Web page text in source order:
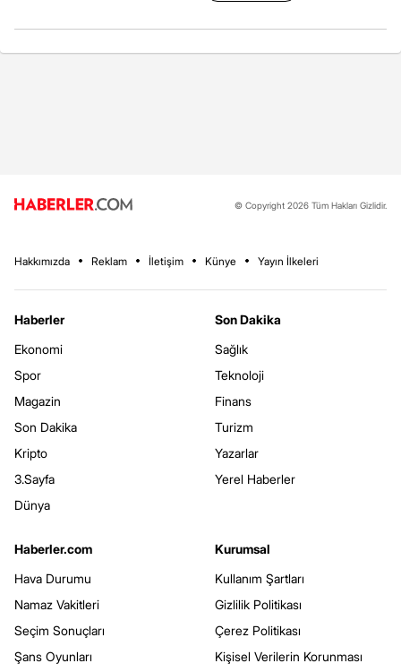
© Copyright 2026 Tüm Hakları Gizlidir.
Hakkımızda Reklam İletişim Künye Yayın İlkeleri
Haberler
Ekonomi
Spor
Magazin
Son Dakika
Kripto
3.Sayfa
Dünya
Son Dakika
Sağlık
Teknoloji
Finans
Turizm
Yazarlar
Yerel Haberler
Haberler.com
Hava Durumu
Namaz Vakitleri
Seçim Sonuçları
Şans Oyunları
Kurumsal
Kullanım Şartları
Gizlilik Politikası
Çerez Politikası
Kişisel Verilerin Korunması